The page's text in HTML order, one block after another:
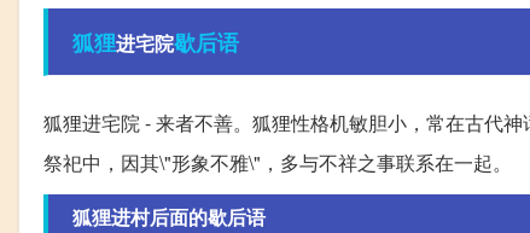
狐狸进宅院歇后语
狐狸进宅院 - 来者不善。狐狸性格机敏胆小，常在古代神
祭祀中，因其\"形象不雅\"，多与不祥之事联系在一起。
狐狸进村后面的歇后语